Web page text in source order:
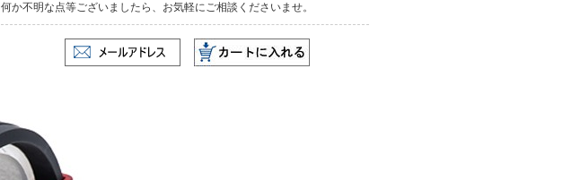
何か不明な点等ございましたら、お気軽にご相談くださいませ。